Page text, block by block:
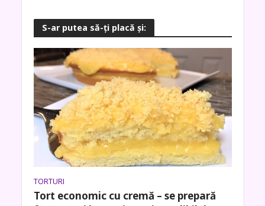
S-ar putea să-ţi placă şi:
TORTURI
Tort economic cu cremă – se prepară